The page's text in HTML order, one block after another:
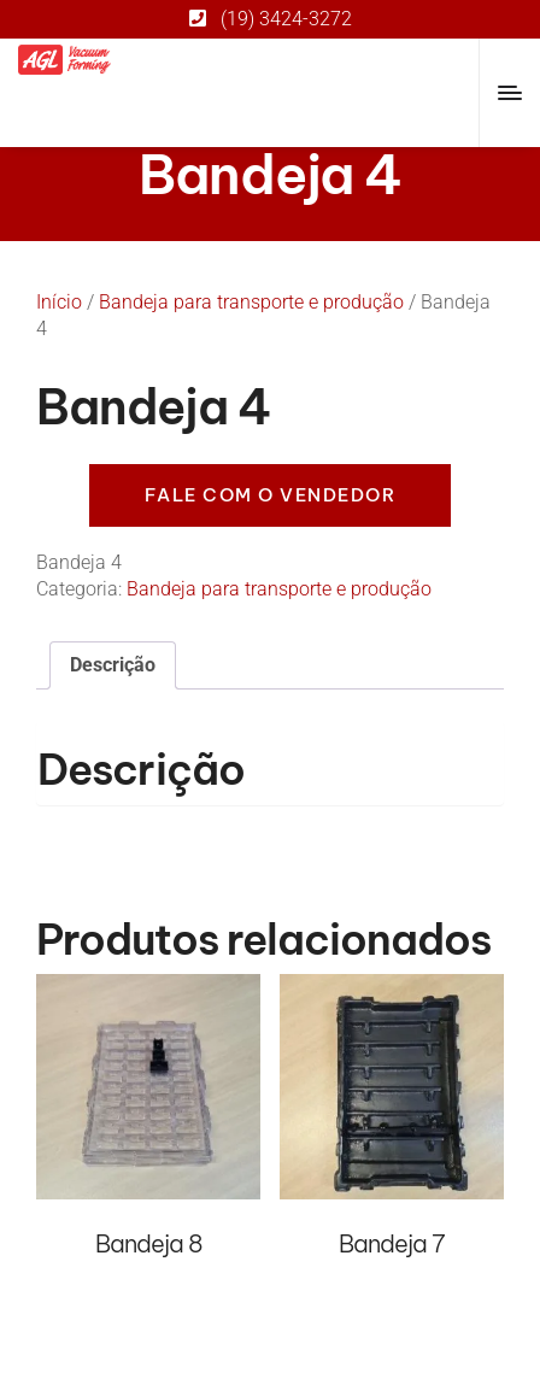
Bandeja 4
(19) 3424-3272
Início / Bandeja para transporte e produção / Bandeja
4
Bandeja 4
FALE COM O VENDEDOR
Bandeja 4
Categoria: Bandeja para transporte e produção
Descrição
Descrição
Produtos relacionados
Bandeja 8 Bandeja 7